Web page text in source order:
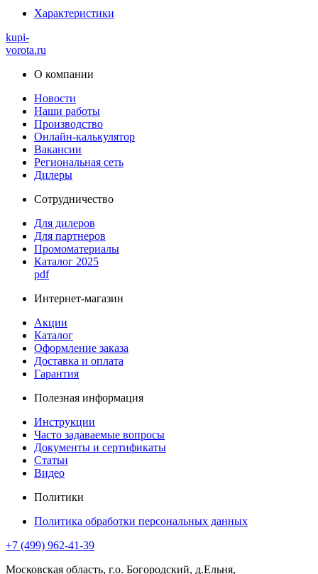
Характеристики
kupi-
vorota.ru
О компании
Новости
Наши работы
Производство
Онлайн-калькулятор
Вакансии
Региональная сеть
Дилеры
Сотрудничество
Для дилеров
Для партнеров
Промоматериалы
Каталог 2025
pdf
Интернет-магазин
Акции
Каталог
Оформление заказа
Доставка и оплата
Гарантия
Полезная информация
Инструкции
Часто задаваемые вопросы
Документы и сертификаты
Статьи
Видео
Политики
Политика обработки персональных данных
+7 (499) 962-41-39
Московская область, г.о. Богородский, д.Ельня,